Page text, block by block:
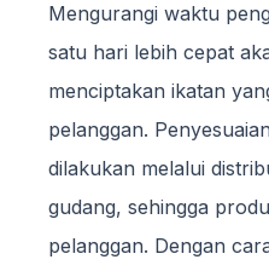
Mengurangi waktu
satu hari lebih cepat
menciptakan ikatan
pelanggan.
dilakukan melalui
gudang, sehingga
pelanggan. Dengan